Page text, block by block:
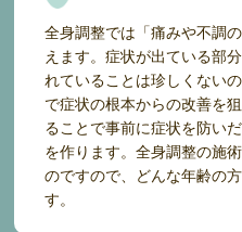
全身調整では「痛みや不調
えます。症状が出ている部
れていることは珍しくない
で症状の根本からの改善を
ることで事前に症状を防い
を作ります。全身調整の施
のですので、どんな年齢の
す。